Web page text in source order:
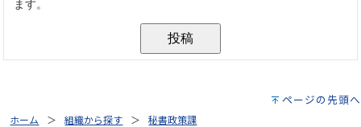
ページの先頭へ
ホーム 組織から探す
秘書政策課